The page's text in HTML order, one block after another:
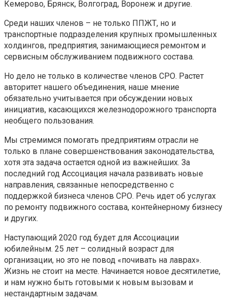
Кемерово, Брянск, Волгоград, Воронеж и другие.
Среди наших членов – не только ППЖТ, но и
транспортные подразделения крупных промышленных
холдингов, предприятия, занимающиеся ремонтом и
сервисным обслуживанием подвижного состава.
Но дело не только в количестве членов СРО. Растет
авторитет нашего объединения, наше мнение
обязательно учитывается при обсуждении новых
инициатив, касающихся железнодорожного транспорта
необщего пользования.
Мы стремимся помогать предприятиям отрасли не
только в плане совершенствования законодательства,
хотя эта задача остается одной из важнейших. За
последний год Ассоциация начала развивать новые
направления, связанные непосредственно с
поддержкой бизнеса членов СРО. Речь идет об услугах
по ремонту подвижного состава, контейнерному бизнесу
и других.
Наступающий 2020 год будет для Ассоциации
юбилейным. 25 лет – солидный возраст для
организации, но это не повод «почивать на лаврах».
Жизнь не стоит на месте. Начинается новое десятилетие,
и нам нужно быть готовыми к новым вызовам и
нестандартным задачам.